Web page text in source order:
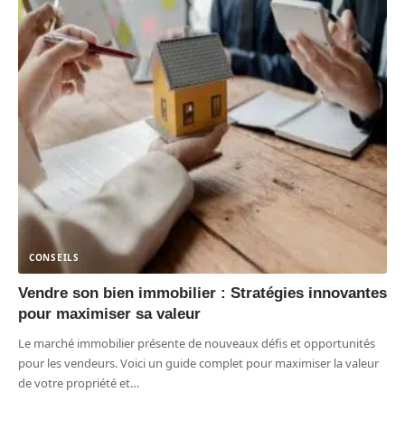
CONSEILS
Vendre son bien immobilier : Stratégies innovantes
pour maximiser sa valeur
Le marché immobilier présente de nouveaux défis et opportunités
pour les vendeurs. Voici un guide complet pour maximiser la valeur
de votre propriété et…